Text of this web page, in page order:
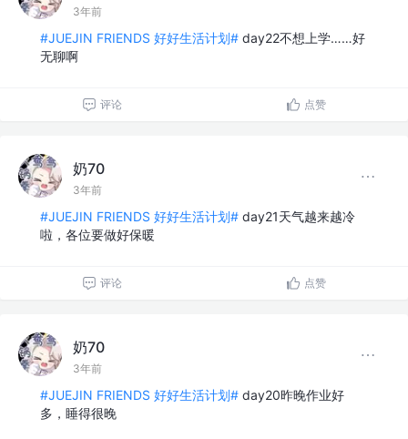
3年前
#JUEJIN FRIENDS 好好生活计划# day22不想上学……好
无聊啊
评论 点赞
奶70
3年前
#JUEJIN FRIENDS 好好生活计划# day21天气越来越冷
啦，各位要做好保暖
评论 点赞
奶70
3年前
#JUEJIN FRIENDS 好好生活计划# day20昨晚作业好
多，睡得很晚